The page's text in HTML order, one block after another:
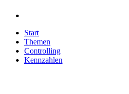
Start
Themen
Controlling
Kennzahlen